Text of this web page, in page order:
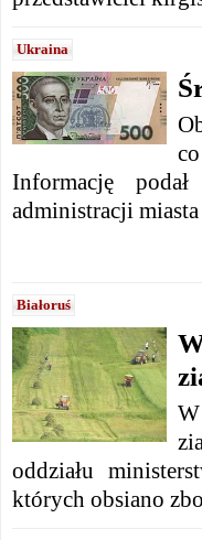
Ukraina
Informację
administracji
Białoruś
oddziału
których obsiano